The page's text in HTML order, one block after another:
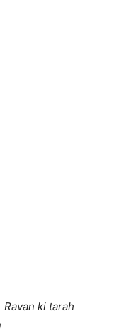
ki tarah